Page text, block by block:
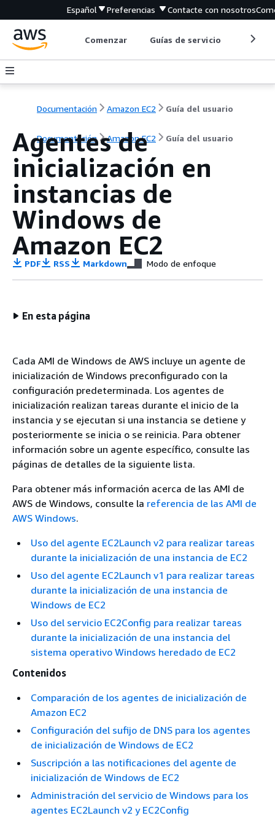
Español Preferencias Contacte con nosotros
Comenzar Guías de servicio
Documentación Amazon EC2 Guía del usuario
Documentación Amazon EC2 Guía del usuario
Agentes de
inicialización en
instancias de
Windows de
Amazon EC2
PDF RSS Markdown Modo de enfoque
En esta página
Cada AMI de Windows de AWS incluye un agente de
inicialización de Windows preconfigurado con la
configuración predeterminada. Los agentes de
inicialización realizan tareas durante el inicio de la
instancia y se ejecutan si una instancia se detiene y
posteriormente se inicia o se reinicia. Para obtener
información sobre un agente específico, consulte las
páginas de detalles de la siguiente lista.
Para obtener más información acerca de las AMI de
AWS de Windows, consulte la referencia de las AMI de
AWS Windows.
Uso del agente EC2Launch v2 para realizar tareas
durante la inicialización de una instancia de EC2
Uso del agente EC2Launch v1 para realizar tareas
durante la inicialización de una instancia de
Windows de EC2
Uso del servicio EC2Config para realizar tareas
durante la inicialización de una instancia del
sistema operativo Windows heredado de EC2
Contenidos
Comparación de los agentes de inicialización de
Amazon EC2
Configuración del sufijo de DNS para los agentes
de inicialización de Windows de EC2
Suscripción a las notificaciones del agente de
inicialización de Windows de EC2
Administración del servicio de Windows para los
agentes EC2Launch v2 y EC2Config